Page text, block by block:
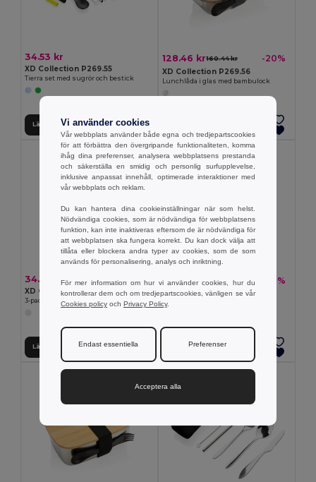
34.53 kr
XD Collection P269.55
Tierra set med sugrör och bestick
Lägg till i Varukorgen
128.46 kr160.44 kr -20%
XD Collection P269.56
Lunchlåda i glas med bambulock
34.53 kr
XD Collection P269.57
3-pack återanvändningsbara sugrör i rostfritt stål
Lägg till i Varukorgen
98.60 kr 106.78 kr -8%
XD Collection P269.59
PP lunchlåda med skedgaffel
Lägg till i Varukorgen
Vi använder cookies
Vår webbplats använder både egna och tredjepartscookies
för att förbättra den övergripande funktionaliteten, komma
ihåg dina preferenser, analysera webbplatsens prestanda
och säkerställa en smidig och personlig surfupplevelse,
inklusive anpassat innehåll, optimerade interaktioner med
vår webbplats och reklam.
Du kan hantera dina cookieinställningar när som helst.
Nödvändiga cookies, som är nödvändiga för webbplatsens
funktion, kan inte inaktiveras eftersom de är nödvändiga för
att webbplatsen ska fungera korrekt. Du kan dock välja att
tillåta eller blockera andra typer av cookies, som de som
används för personalisering, analys och inriktning.
För mer information om hur vi använder cookies, hur du
kontrollerar dem och om tredjepartscookies, vänligen se vår
Cookies policy och Privacy Policy.
Endast essentiella Preferenser
Acceptera alla